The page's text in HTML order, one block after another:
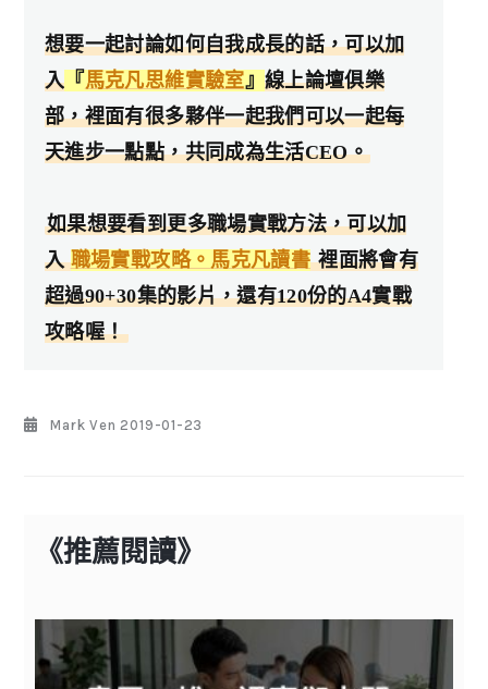
想要一起討論如何自我成長的話，可以加
入 『 馬克凡思維實驗室』 線上論壇俱樂
部，裡面有很多夥伴一起我們可以一起每
天進步一點點，共同成為生活CEO。
如果想要看到更多職場實戰方法，可以加
入 職場實戰攻略。馬克凡讀書 裡面將會有
超過90+30集的影片，還有120份的A4實戰
攻略喔！
Mark Ven 2019-01-23
《推薦閱讀》